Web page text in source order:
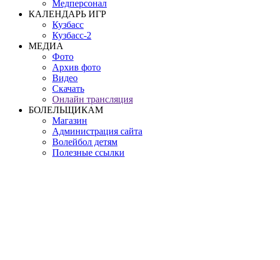
Медперсонал
КАЛЕНДАРЬ ИГР
Кузбасс
Кузбасс-2
МЕДИА
Фото
Архив фото
Видео
Скачать
Онлайн трансляция
БОЛЕЛЬЩИКАМ
Магазин
Администрация сайта
Волейбол детям
Полезные ссылки